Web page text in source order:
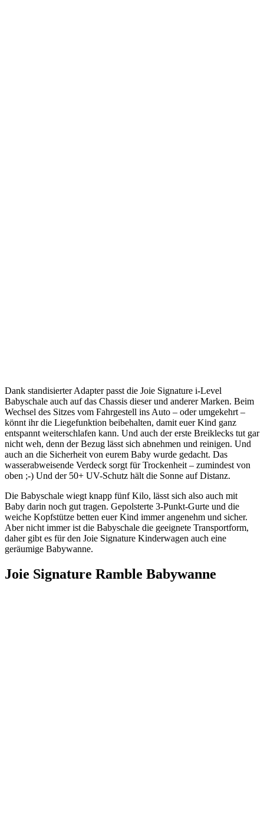
Dank standisierter Adapter passt die Joie Signature i-Level
Babyschale auch auf das Chassis dieser und anderer Marken. Beim
Wechsel des Sitzes vom Fahrgestell ins Auto – oder umgekehrt –
könnt ihr die Liegefunktion beibehalten, damit euer Kind ganz
entspannt weiterschlafen kann. Und auch der erste Breiklecks tut gar
nicht weh, denn der Bezug lässt sich abnehmen und reinigen. Und
auch an die Sicherheit von eurem Baby wurde gedacht. Das
wasserabweisende Verdeck sorgt für Trockenheit – zumindest von
oben ;-) Und der 50+ UV-Schutz hält die Sonne auf Distanz.
Die Babyschale wiegt knapp fünf Kilo, lässt sich also auch mit
Baby darin noch gut tragen. Gepolsterte 3-Punkt-Gurte und die
weiche Kopfstütze betten euer Kind immer angenehm und sicher.
Aber nicht immer ist die Babyschale die geeignete Transportform,
daher gibt es für den Joie Signature Kinderwagen auch eine
geräumige Babywanne.
Joie Signature Ramble Babywanne